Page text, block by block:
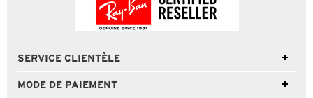
SERVICE CLIENTÈLE
MODE DE PAIEMENT